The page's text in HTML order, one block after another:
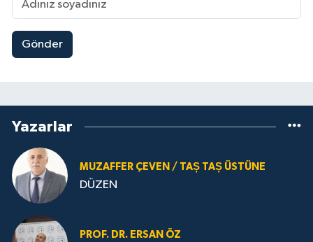
Gönder
Yazarlar
MUZAFFER ÇEVEN / TAȘ TAȘ ÜSTÜNE
DÜZEN
PROF. DR. ERSAN ÖZ